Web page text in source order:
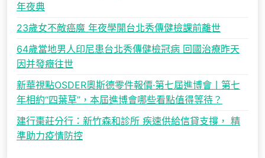
年夜典
23歲女不敵癌魔 年夜學開台北秀傳健檢課前離世
64歲當地男人印尼患台北秀傳健檢冠病 回國治療昨天
因并發癥往世
新華視點OSDER奧斯德零件報價·第七屆進博會丨第七
年相約“四葉草”，本屆進博會哪些看點值得等待？
建行棗莊分行：新竹森和診所 疾速供給信貸支撐， 精
準助力疫情防控